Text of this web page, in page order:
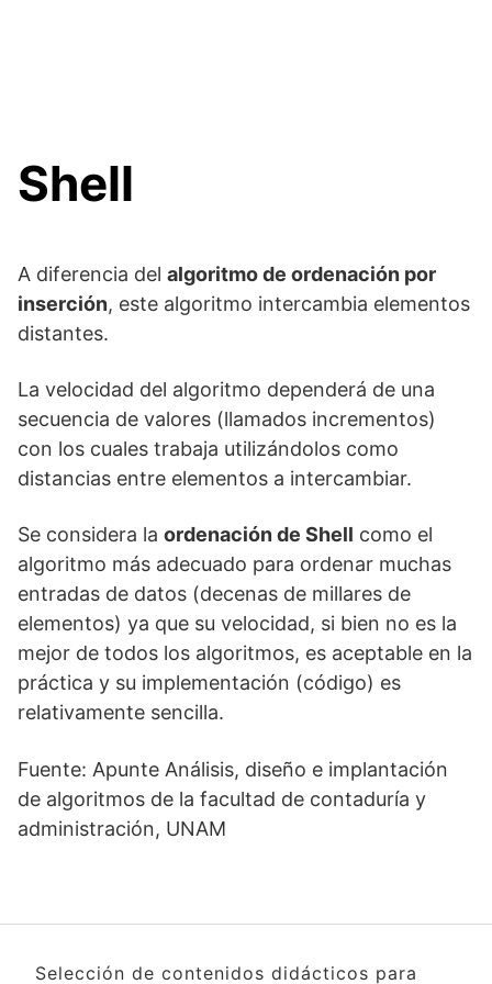
Shell
A diferencia del algoritmo de ordenación por
inserción, este algoritmo intercambia elementos
distantes.
La velocidad del algoritmo dependerá de una
secuencia de valores (llamados incrementos)
con los cuales trabaja utilizándolos como
distancias entre elementos a intercambiar.
Se considera la ordenación de Shell como el
algoritmo más adecuado para ordenar muchas
entradas de datos (decenas de millares de
elementos) ya que su velocidad, si bien no es la
mejor de todos los algoritmos, es aceptable en la
práctica y su implementación (código) es
relativamente sencilla.
Fuente: Apunte Análisis, diseño e implantación
de algoritmos de la facultad de contaduría y
administración, UNAM
Selección de contenidos didácticos para